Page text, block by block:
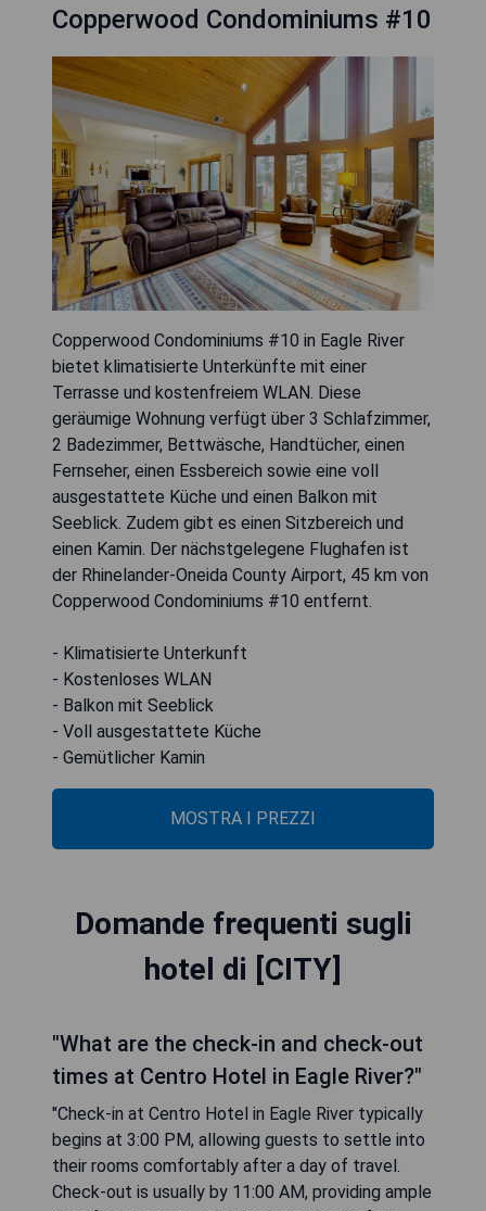
Copperwood Condominiums #10
Copperwood Condominiums #10 in Eagle River
bietet klimatisierte Unterkünfte mit einer
Terrasse und kostenfreiem WLAN. Diese
geräumige Wohnung verfügt über 3 Schlafzimmer,
2 Badezimmer, Bettwäsche, Handtücher, einen
Fernseher, einen Essbereich sowie eine voll
ausgestattete Küche und einen Balkon mit
Seeblick. Zudem gibt es einen Sitzbereich und
einen Kamin. Der nächstgelegene Flughafen ist
der Rhinelander-Oneida County Airport, 45 km von
Copperwood Condominiums #10 entfernt.
- Klimatisierte Unterkunft
- Kostenloses WLAN
- Balkon mit Seeblick
- Voll ausgestattete Küche
- Gemütlicher Kamin
MOSTRA I PREZZI
Domande frequenti sugli
hotel di [CITY]
"What are the check-in and check-out
times at Centro Hotel in Eagle River?"
"Check-in at Centro Hotel in Eagle River typically
begins at 3:00 PM, allowing guests to settle into
their rooms comfortably after a day of travel.
Check-out is usually by 11:00 AM, providing ample